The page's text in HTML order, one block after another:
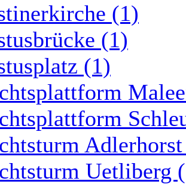
(1)
(1)
(1)
Uetliberg